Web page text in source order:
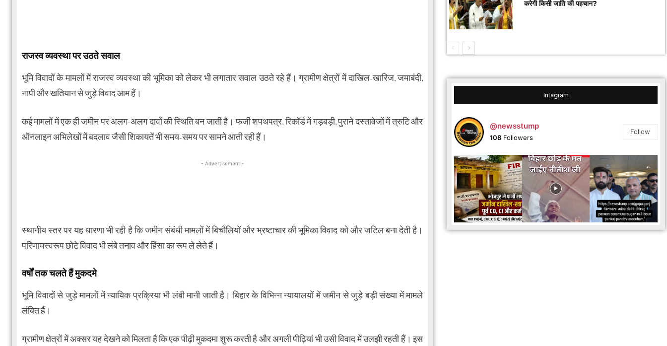
राजस्व व्यवस्था पर उठते सवाल
भूमि विवादों के मामलों में राजस्व व्यवस्था की भूमिका को लेकर भी लगातार सवाल उठते रहे हैं। ग्रामीण क्षेत्रों में दाखिल-खारिज, जमाबंदी,
नापी और खतियान से जुड़े विवाद आम हैं।
कई मामलों में एक ही जमीन पर अलग-अलग दावों की स्थिति बन जाती है। फर्जी शपथपत्र, रिकॉर्ड में गड़बड़ी, पुराने दस्तावेजों में त्रुटि और
ऑनलाइन अभिलेखों में बदलाव जैसी शिकायतें भी समय-समय पर सामने आती रही हैं।
- Advertisement -
स्थानीय स्तर पर यह धारणा भी रही है कि जमीन संबंधी मामलों में बिचौलियों और भ्रष्टाचार की भूमिका विवाद को और जटिल बना देती है।
परिणामस्वरूप छोटे विवाद भी लंबे तनाव और हिंसा का रूप ले लेते हैं।
वर्षों तक चलते हैं मुकदमे
भूमि विवादों से जुड़े मामलों में न्यायिक प्रक्रिया भी लंबी मानी जाती है। बिहार के विभिन्न न्यायालयों में जमीन से जुड़े बड़ी संख्या में मामले
लंबित हैं।
ग्रामीण क्षेत्रों में अक्सर यह देखने को मिलता है कि एक पीढ़ी मुकदमा शुरू करती है और अगली पीढ़ियां भी उसी विवाद में उलझी रहती हैं। इस
करेगी किसी जाति की पहचान?
Intagram
@newsstump
108 Followers
Follow